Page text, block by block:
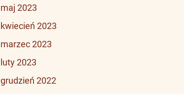
maj 2023
kwiecień 2023
marzec 2023
luty 2023
grudzień 2022